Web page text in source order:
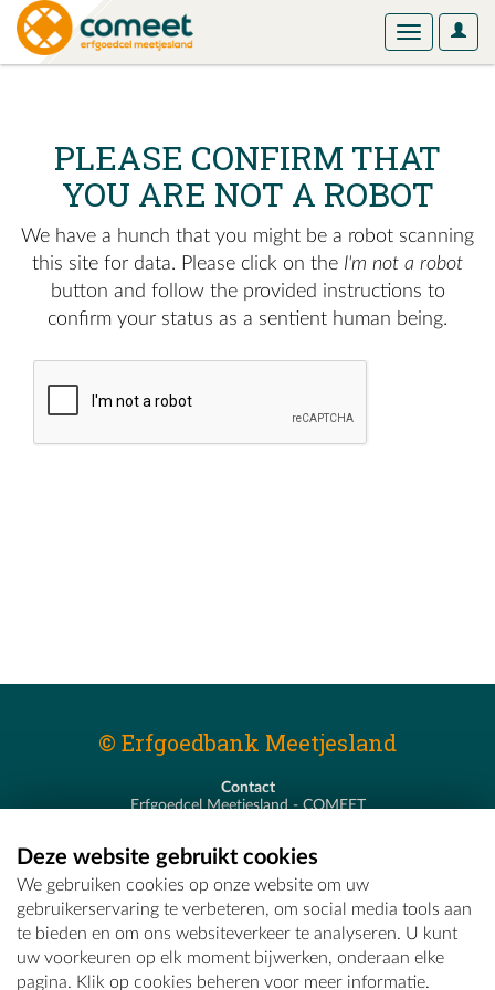
User
Toggle
PLEASE CONFIRM THAT
YOU ARE NOT A ROBOT
We have a hunch that you might be a robot scanning
this site for data. Please click on the I'm not a robot
button and follow the provided instructions to
confirm your status as a sentient human being.
© Erfgoedbank Meetjesland
Contact
Erfgoedcel Meetjesland - COMEET
T - 09 373 75 96
E -erfgoedcel@comeet.be
Deze website gebruikt cookies
We gebruiken cookies op onze website om uw
gebruikerservaring te verbeteren, om social media tools aan
te bieden en om ons websiteverkeer te analyseren. U kunt
uw voorkeuren op elk moment bijwerken, onderaan elke
pagina. Klik op cookies beheren voor meer informatie.